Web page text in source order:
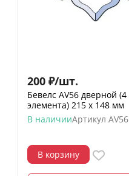
200 ₽/шт.
Бевелс AV56 дверной (4
элемента) 215 х 148 мм
В наличииАртикул AV56
В корзину